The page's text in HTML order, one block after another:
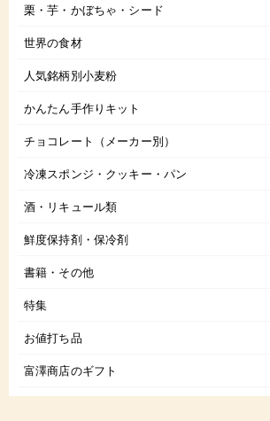
栗・芋・かぼちゃ・シード
世界の食材
人気銘柄別小麦粉
かんたん手作りキット
チョコレート（メーカー別）
冷凍スポンジ・クッキー・パン
酒・リキュール類
鮮度保持剤・保冷剤
書籍・その他
特集
お値打ち品
富澤商店のギフト